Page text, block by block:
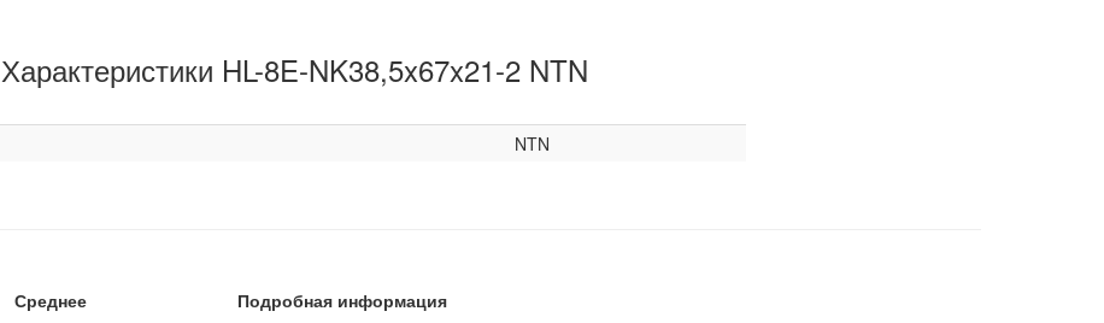
Характеристики HL-8E-NK38,5x67x21-2 NTN
NTN
Среднее
Подробная информация